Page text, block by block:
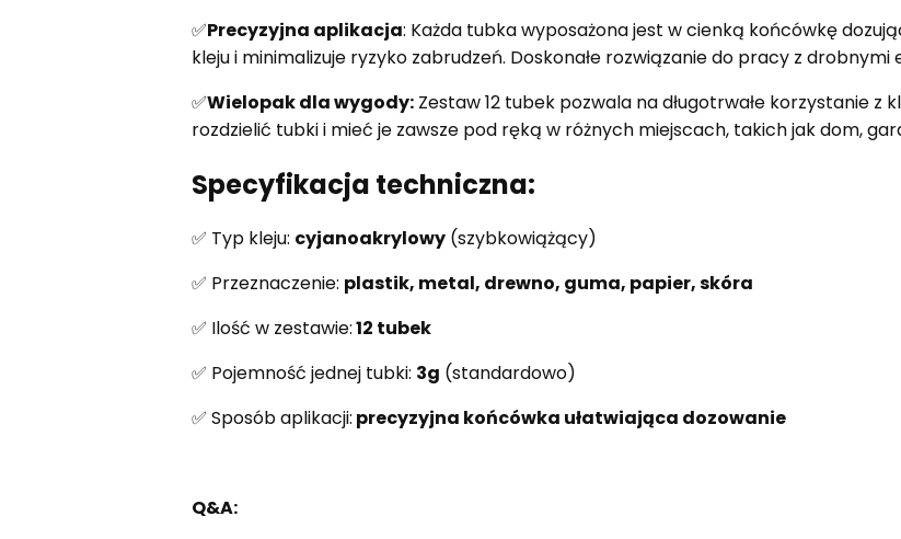
✅Precyzyjna aplikacja: Każda tubka wyposażona jest w cienką końcówkę
kleju i minimalizuje ryzyko zabrudzeń. Doskonałe rozwiązanie do pracy z drobnymi
✅Wielopak dla wygody:Zestaw 12 tubek pozwala na długotrwałe korzystanie z
rozdzielić tubki i mieć je zawsze pod ręką w różnych miejscach, takich jak dom,
Specyfikacja techniczna:
✅ Typ kleju: cyjanoakrylowy(szybkowiążący)
✅ Przeznaczenie: plastik, metal, drewno, guma, papier, skóra
✅ Ilość w zestawie:12 tubek
✅ Pojemność jednej tubki: 3g (standardowo)
✅ Sposób aplikacji: precyzyjna końcówka ułatwiająca dozowanie
Q&A: